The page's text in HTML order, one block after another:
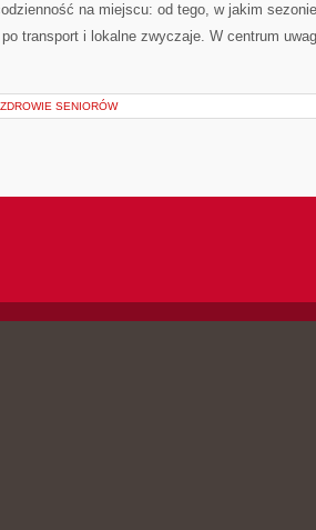
na miejscu: od tego, w jakim
transport i lokalne zwyczaje. W centrum
ZDROWIE SENIORÓW